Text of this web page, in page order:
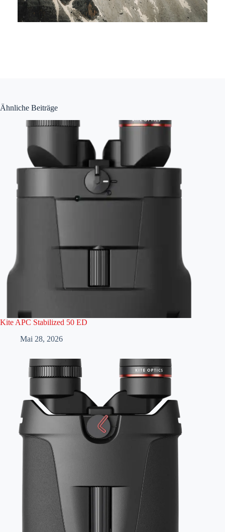
Ähnliche Beiträge
Kite APC Stabilized 50 ED
Mai 28, 2026